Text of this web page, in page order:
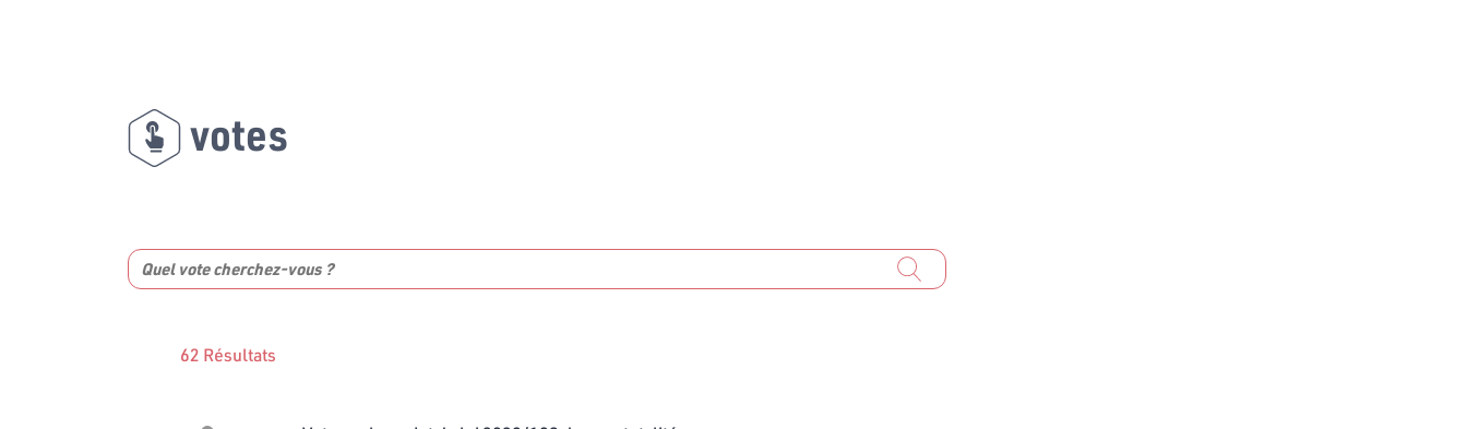
votes
62 Résultats